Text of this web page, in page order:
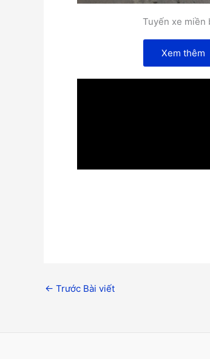
Tuyến xe miền
Xem thêm
← Trước Bài viết